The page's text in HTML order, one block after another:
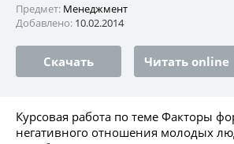
Предмет: Менеджмент
Добавлено: 10.02.2014
Скачать Читать online
Курсовая работа по теме Факторы
негативного отношения молодых